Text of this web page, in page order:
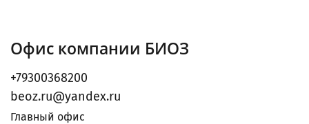
Офис компании БИОЗ
+79300368200
beoz.ru@yandex.ru
Главный офис